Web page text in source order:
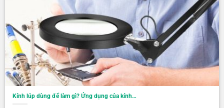
Kính lúp dùng để làm gì? Ứng dụng của kính…